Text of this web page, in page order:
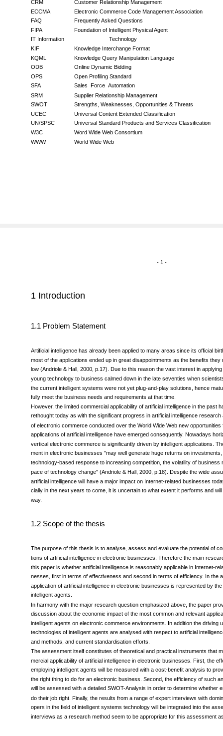
CBB
Consumer Buyer Behaviour
CRM
Customer Relationship Management
ECCMA
Electronic Commerce Code Management Association
FAQ
Frequently Asked Questions
FIPA
Foundation of Intelligent Physical Agent
IT Information
Technology
KIF
Knowledge Interchange Format
KQML
Knowledge Query Manipulation Language
ODB
Online Dynamic Bidding
OPS
Open Profiling Standard
SFA
Sales Force Automation
SRM
Supplier Relationship Management
SWOT
Strengths, Weaknesses, Opportunities & Threats
UCEC
Universal Content Extended Classification
UN/SPSC
Universal Standard Products and Services Classification
W3C
Word Wide Web Consortium
Artificial intelligence has already been applied to many areas since its official
most of the applications ended up in great disappointments as the benefits they
low (Andriole & Hall, 2000, p.17). Due to this reason the vast interest in
young technology to business calmed down in the late seventies when
the current intelligent systems were not yet plug-and-play solutions, hence
fully meet the business needs and requirements at that time.
However, the limited commercial applicability of artificial intelligence in the past
rethought today as with the significant progress in artificial intelligence research
of electronic commerce conducted over the World Wide Web new opportunities
applications of artificial intelligence have emerged consequently. Nowadays
vertical electronic commerce is significantly driven by intelligent applications.
ment in electronic businesses "may well generate huge returns on investments,
technology-based response to increasing competition, the volatility of business
pace of technology change" (Andriole & Hall, 2000, p.18). Despite the wide
artificial intelligence will have a major impact on Internet-related businesses
cially in the next years to come, it is uncertain to what extent it performs and
The purpose of this thesis is to analyse, assess and evaluate the potential of
tions of artificial intelligence in electronic businesses. Therefore the main
this paper is whether artificial intelligence is reasonably applicable in Internet-
nesses, first in terms of effectiveness and second in terms of efficiency. In the
application of artificial intelligence in electronic businesses is represented by
intelligent agents.
In harmony with the major research question emphasized above, the paper
discussion about the economic impact of the most common and relevant
intelligent agents on electronic commerce environments. In addition the driving
technologies of intelligent agents are analysed with respect to artificial
and methods, and current standardisation efforts.
The assessment itself constitutes of theoretical and practical instruments that
mercial applicability of artificial intelligence in electronic businesses. First, the
employing intelligent agents will be measured with a cost-benefit analysis to
the right thing to do for an electronic business. Second, the efficiency of such
will be assessed with a detailed SWOT-Analysis in order to determine whether
do their job right. Finally, the results from a range of expert interviews with
opers in the field of intelligent systems technology will be integrated into the